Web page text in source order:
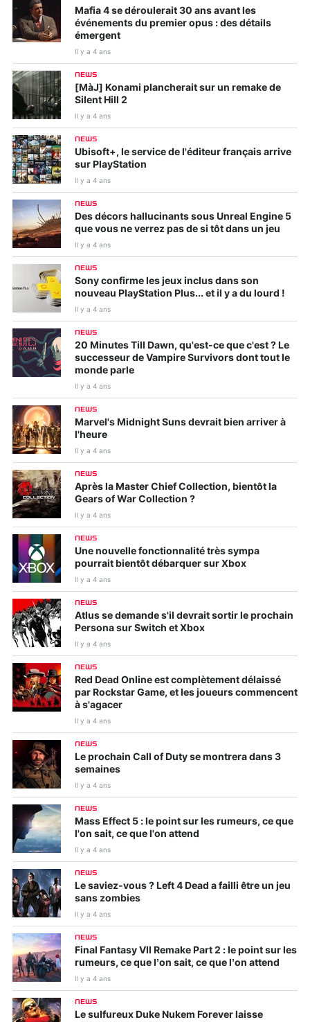
Mafia 4 se déroulerait 30 ans avant les
événements du premier opus : des détails
émergent
Il y a 4 ans
NEWS
[MàJ] Konami plancherait sur un remake de
Silent Hill 2
Il y a 4 ans
NEWS
Ubisoft+, le service de l'éditeur français arrive
sur PlayStation
Il y a 4 ans
NEWS
Des décors hallucinants sous Unreal Engine 5
que vous ne verrez pas de si tôt dans un jeu
Il y a 4 ans
NEWS
Sony confirme les jeux inclus dans son
nouveau PlayStation Plus... et il y a du lourd !
Il y a 4 ans
NEWS
20 Minutes Till Dawn, qu'est-ce que c'est ? Le
successeur de Vampire Survivors dont tout le
monde parle
Il y a 4 ans
NEWS
Marvel's Midnight Suns devrait bien arriver à
l'heure
Il y a 4 ans
NEWS
Après la Master Chief Collection, bientôt la
Gears of War Collection ?
Il y a 4 ans
NEWS
Une nouvelle fonctionnalité très sympa
pourrait bientôt débarquer sur Xbox
Il y a 4 ans
NEWS
Atlus se demande s'il devrait sortir le prochain
Persona sur Switch et Xbox
Il y a 4 ans
NEWS
Red Dead Online est complètement délaissé
par Rockstar Game, et les joueurs commencent
à s'agacer
Il y a 4 ans
NEWS
Le prochain Call of Duty se montrera dans 3
semaines
Il y a 4 ans
NEWS
Mass Effect 5 : le point sur les rumeurs, ce que
l'on sait, ce que l'on attend
Il y a 4 ans
NEWS
Le saviez-vous ? Left 4 Dead a failli être un jeu
sans zombies
Il y a 4 ans
NEWS
Final Fantasy VII Remake Part 2 : le point sur les
rumeurs, ce que l’on sait, ce que l’on attend
Il y a 4 ans
NEWS
Le sulfureux Duke Nukem Forever laisse